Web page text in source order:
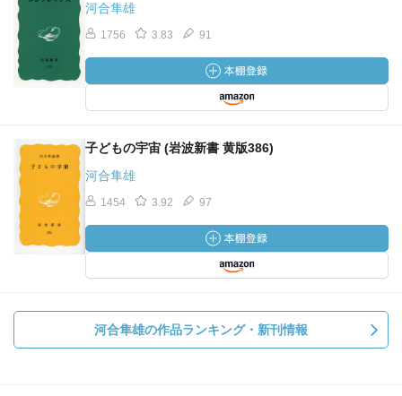
河合隼雄
1756 3.83 91
子どもの宇宙 (岩波新書 黄版386)
河合隼雄
1454 3.92 97
河合隼雄の作品ランキング・新刊情報